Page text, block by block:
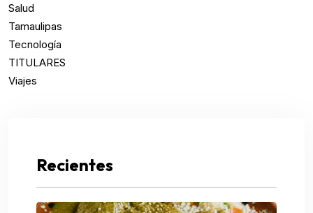
Salud
Tamaulipas
Tecnología
TITULARES
Viajes
Recientes